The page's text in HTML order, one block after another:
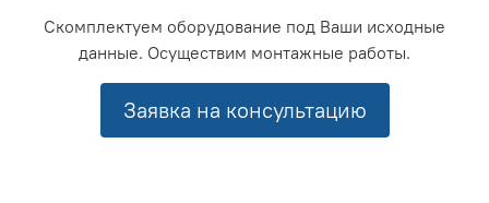
Скомплектуем оборудование под Ваши исходные
данные. Осуществим монтажные работы.
Заявка на консультацию